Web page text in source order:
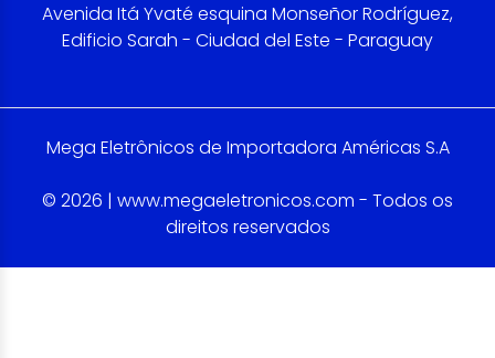
Avenida Itá Yvaté esquina Monseñor Rodríguez,
Edificio Sarah - Ciudad del Este - Paraguay
Mega Eletrônicos de Importadora Américas S.A
© 2026 | www.megaeletronicos.com - Todos os
direitos reservados